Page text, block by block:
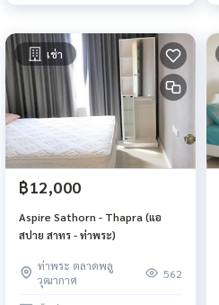
เช่า
฿12,000
Aspire Sathorn - Thapra (แอ
สปาย สาทร - ท่าพระ)
ท่าพระ ตลาดพลู
วุฒากาศ
562